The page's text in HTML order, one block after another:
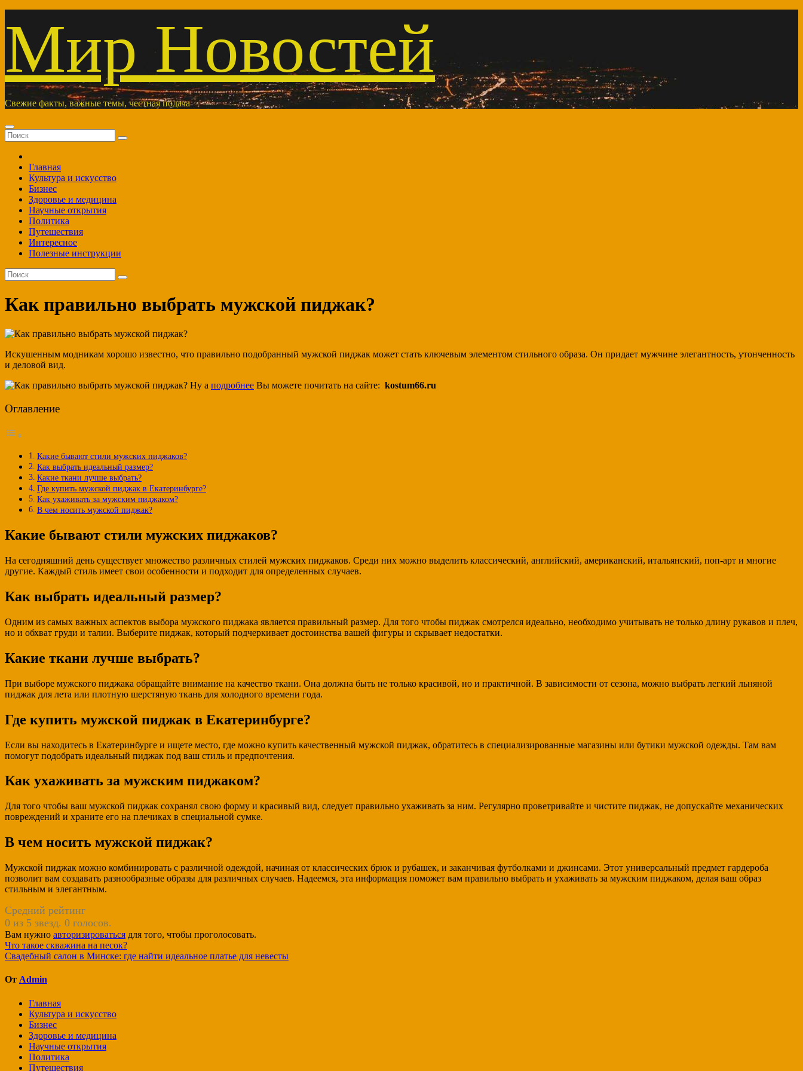
к
содержимому
Мир Новостей
Свежие факты, важные темы, честная подача
Главная
Культура и искусство
Бизнес
Здоровье и медицина
Научные открытия
Политика
Путешествия
Интересное
Полезные инструкции
Как правильно выбрать мужской пиджак?
Искушенным модникам хорошо известно, что правильно подобранный мужской пиджак может стать ключевым элементом стильного образа. Он придает мужчине элегантность, утонченность
и деловой вид.
Ну а подробнее Вы можете почитать на сайте: kostum66.ru
Оглавление
Какие бывают стили мужских пиджаков?
Как выбрать идеальный размер?
Какие ткани лучше выбрать?
Где купить мужской пиджак в Екатеринбурге?
Как ухаживать за мужским пиджаком?
В чем носить мужской пиджак?
Какие бывают стили мужских пиджаков?
На сегодняшний день существует множество различных стилей мужских пиджаков. Среди них можно выделить классический, английский, американский, итальянский, поп-арт и многие
другие. Каждый стиль имеет свои особенности и подходит для определенных случаев.
Как выбрать идеальный размер?
Одним из самых важных аспектов выбора мужского пиджака является правильный размер. Для того чтобы пиджак смотрелся идеально, необходимо учитывать не только длину рукавов и плеч,
но и обхват груди и талии. Выберите пиджак, который подчеркивает достоинства вашей фигуры и скрывает недостатки.
Какие ткани лучше выбрать?
При выборе мужского пиджака обращайте внимание на качество ткани. Она должна быть не только красивой, но и практичной. В зависимости от сезона, можно выбрать легкий льняной
пиджак для лета или плотную шерстяную ткань для холодного времени года.
Где купить мужской пиджак в Екатеринбурге?
Если вы находитесь в Екатеринбурге и ищете место, где можно купить качественный мужской пиджак, обратитесь в специализированные магазины или бутики мужской одежды. Там вам
помогут подобрать идеальный пиджак под ваш стиль и предпочтения.
Как ухаживать за мужским пиджаком?
Для того чтобы ваш мужской пиджак сохранял свою форму и красивый вид, следует правильно ухаживать за ним. Регулярно проветривайте и чистите пиджак, не допускайте механических
повреждений и храните его на плечиках в специальной сумке.
В чем носить мужской пиджак?
Мужской пиджак можно комбинировать с различной одеждой, начиная от классических брюк и рубашек, и заканчивая футболками и джинсами. Этот универсальный предмет гардероба
позволит вам создавать разнообразные образы для различных случаев. Надеемся, эта информация поможет вам правильно выбрать и ухаживать за мужским пиджаком, делая ваш образ
стильным и элегантным.
Средний рейтинг
0 из 5 звезд. 0 голосов.
Вам нужно авторизироваться для того, чтобы проголосовать.
Навигация
по
записям
Что такое скважина на песок?
Свадебный салон в Минске: где найти идеальное платье для невесты
От Admin
Главная
Культура и искусство
Бизнес
Здоровье и медицина
Научные открытия
Политика
Путешествия